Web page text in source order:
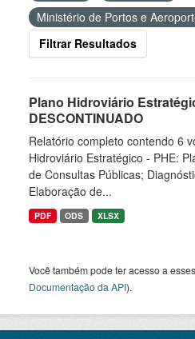
Ministério de Portos e
Filtrar Resultados
Plano Hidroviário
DESCONTINUADO
Relatório completo contendo 6
Hidroviário Estratégico - PHE:
de Consultas Públicas;
Elaboração de...
PDF ODS XLSX
Você também pode ter acesso a
Documentação da API).